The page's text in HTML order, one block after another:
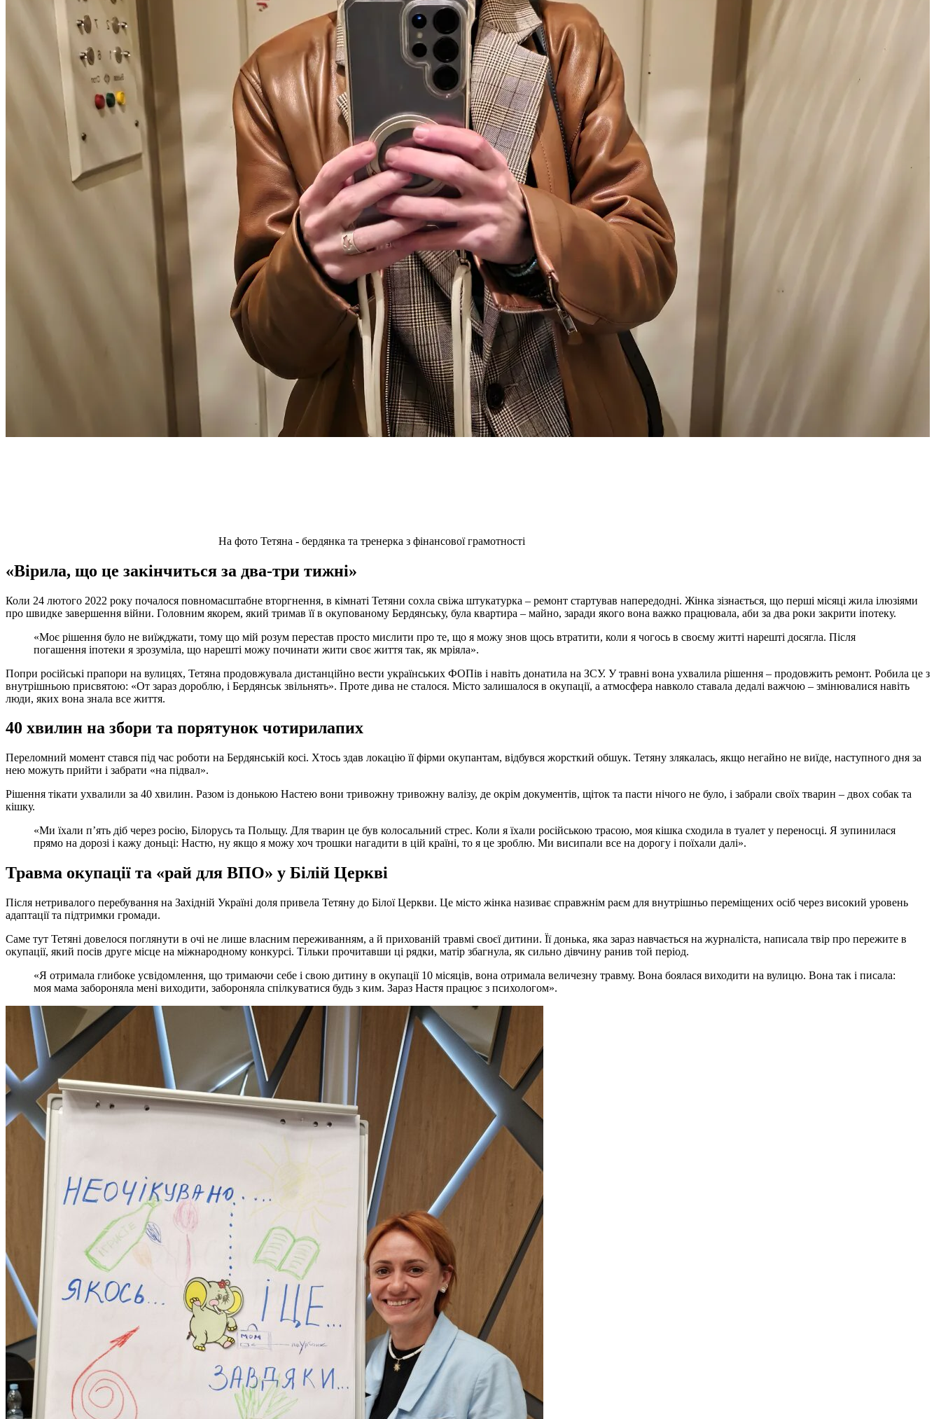
На фото Тетяна - бердянка та тренерка з фінансової грамотності
«Вірила, що це закінчиться за два-три тижні»
Коли 24 лютого 2022 року почалося повномасштабне вторгнення, в кімнаті Тетяни сохла свіжа штукатурка – ремонт стартував напередодні. Жінка зізнається, що перші місяці жила ілюзіями
про швидке завершення війни. Головним якорем, який тримав її в окупованому Бердянську, була квартира – майно, заради якого вона важко працювала, аби за два роки закрити іпотеку.
«Моє рішення було не виїжджати, тому що мій розум перестав просто мислити про те, що я можу знов щось втратити, коли я чогось в своєму житті нарешті досягла. Після
погашення іпотеки я зрозуміла, що нарешті можу починати жити своє життя так, як мріяла».
Попри російські прапори на вулицях, Тетяна продовжувала дистанційно вести українських ФОПів і навіть донатила на ЗСУ. У травні вона ухвалила рішення – продовжить ремонт. Робила це з
внутрішньою присвятою: «От зараз дороблю, і Бердянськ звільнять». Проте дива не сталося. Місто залишалося в окупації, а атмосфера навколо ставала дедалі важчою – змінювалися навіть
люди, яких вона знала все життя.
40 хвилин на збори та порятунок чотирилапих
Переломний момент стався під час роботи на Бердянській косі. Хтось здав локацію її фірми окупантам, відбувся жорсткий обшук. Тетяну злякалась, якщо негайно не виїде, наступного дня за
нею можуть прийти і забрати «на підвал».
Рішення тікати ухвалили за 40 хвилин. Разом із донькою Настею вони тривожну тривожну валізу, де окрім документів, щіток та пасти нічого не було, і забрали своїх тварин – двох собак та
кішку.
«Ми їхали п’ять діб через росію, Білорусь та Польщу. Для тварин це був колосальний стрес. Коли я їхали російською трасою, моя кішка сходила в туалет у переносці. Я зупинилася
прямо на дорозі і кажу доньці: Настю, ну якщо я можу хоч трошки нагадити в цій країні, то я це зроблю. Ми висипали все на дорогу і поїхали далі».
Травма окупації та «рай для ВПО» у Білій Церкві
Після нетривалого перебування на Західній Україні доля привела Тетяну до Білої Церкви. Це місто жінка називає справжнім раєм для внутрішньо переміщених осіб через високий уровень
адаптації та підтримки громади.
Саме тут Тетяні довелося поглянути в очі не лише власним переживанням, а й прихованій травмі своєї дитини. Її донька, яка зараз навчається на журналіста, написала твір про пережите в
окупації, який посів друге місце на міжнародному конкурсі. Тільки прочитавши ці рядки, матір збагнула, як сильно дівчину ранив той період.
«Я отримала глибоке усвідомлення, що тримаючи себе і свою дитину в окупації 10 місяців, вона отримала величезну травму. Вона боялася виходити на вулицю. Вона так і писала:
моя мама забороняла мені виходити, забороняла спілкуватися будь з ким. Зараз Настя працює з психологом».